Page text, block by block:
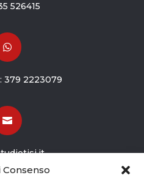
Consenso
526415

379 2223079
